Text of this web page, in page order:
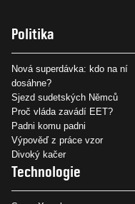
Politika
Nová superdávka: kdo na ní
dosáhne?
Sjezd sudetských Němců
Proč vláda zavádí EET?
Padni komu padni
Výpověď z práce vzor
Divoký kačer
Technologie